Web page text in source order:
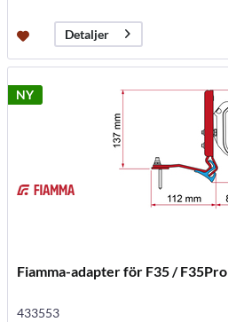
Detaljer
NY
Fiamma-adapter för F35 / F35Pro
433553